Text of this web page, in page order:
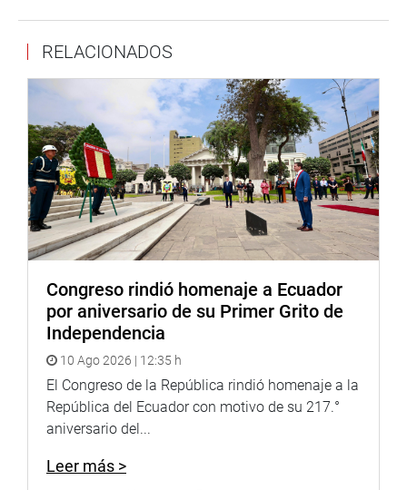
igualdad de condiciones”, puntualizó.
OFICINA DE COMUNICACIONES E IMAGEN
INSTITUCIONAL
RELACIONADOS
Congreso rindió homenaje a Ecuador
por aniversario de su Primer Grito de
Independencia
10 Ago 2026 | 12:35 h
El Congreso de la República rindió homenaje a la
República del Ecuador con motivo de su 217.°
aniversario del...
Leer más >